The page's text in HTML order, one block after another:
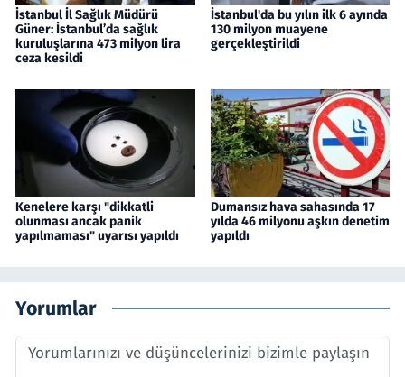
İstanbul İl Sağlık Müdürü
Güner: İstanbul’da sağlık
kuruluşlarına 473 milyon lira
ceza kesildi
İstanbul'da bu yılın ilk 6 ayında
130 milyon muayene
gerçekleştirildi
Kenelere karşı "dikkatli
olunması ancak panik
yapılmaması" uyarısı yapıldı
Dumansız hava sahasında 17
yılda 46 milyonu aşkın denetim
yapıldı
Yorumlar